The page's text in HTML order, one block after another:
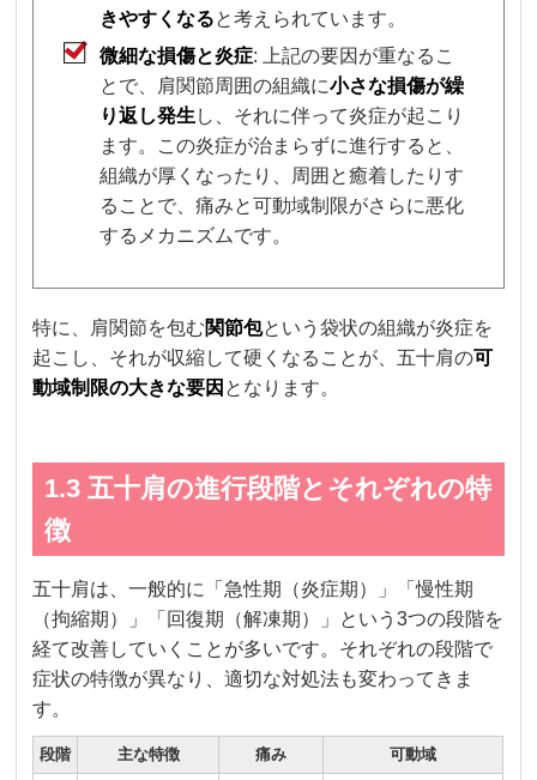
きやすくなると考えられています。
微細な損傷と炎症: 上記の要因が重なるこ
とで、肩関節周囲の組織に小さな損傷が繰
り返し発生 し、それに伴って炎症が起こり
ます。この炎症が治まらずに進行すると、
組織が厚くなったり、周囲と癒着したりす
ることで、痛みと可動域制限がさらに悪化
するメカニズムです。
特に、肩関節を包む関節包という袋状の組織が炎症を
起こし、それが収縮して硬くなることが、五十肩の可
動域制限の大きな要因 となります。
1.3 五十肩の進行段階とそれぞれの特
徴
五十肩は、一般的に「急性期（炎症期）」「慢性期
（拘縮期）」「回復期（解凍期）」という3つの段階を
経て改善していくことが多いです。それぞれの段階で
症状の特徴が異なり、適切な対処法も変わってきま
す。
段階 主な特徴 痛み 可動域